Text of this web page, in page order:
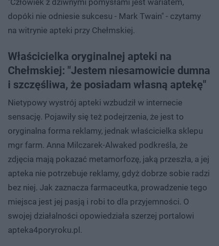
dopóki nie odniesie sukcesu - Mark Twain" - czytamy
na witrynie apteki przy Chełmskiej.
Właścicielka oryginalnej apteki na
Chełmskiej: "Jestem niesamowicie dumna
i szczęśliwa, że posiadam własną aptekę"
Nietypowy wystrój apteki wzbudził w internecie
sensację. Pojawiły się też podejrzenia, że jest to
oryginalna forma reklamy, jednak właścicielka sklepu
mgr farm. Anna Milczarek-Alwaked podkreśla, że
zdjęcia mają pokazać metamorfozę, jaką przeszła, a jej
apteka nie potrzebuje reklamy, gdyż dobrze sobie radzi
bez niej. Jak zaznacza farmaceutka, prowadzenie tego
miejsca jest jej pasją i robi to dla przyjemności. O
swojej działalności opowiedziała szerzej portalowi
apteka4poryroku.pl.